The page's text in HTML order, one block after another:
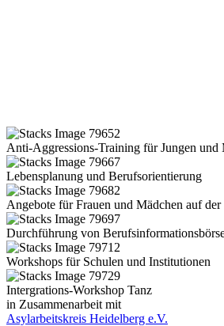
Anti-Aggressions-Training für Jungen und
Lebensplanung und Berufsorientierung
Angebote für Frauen und Mädchen auf
Durchführung von
Workshops für Schulen und Institutionen
Intergrations-Workshop Tanz
in Zusammenarbeit mit
Asylarbeitskreis Heidelberg e.V.